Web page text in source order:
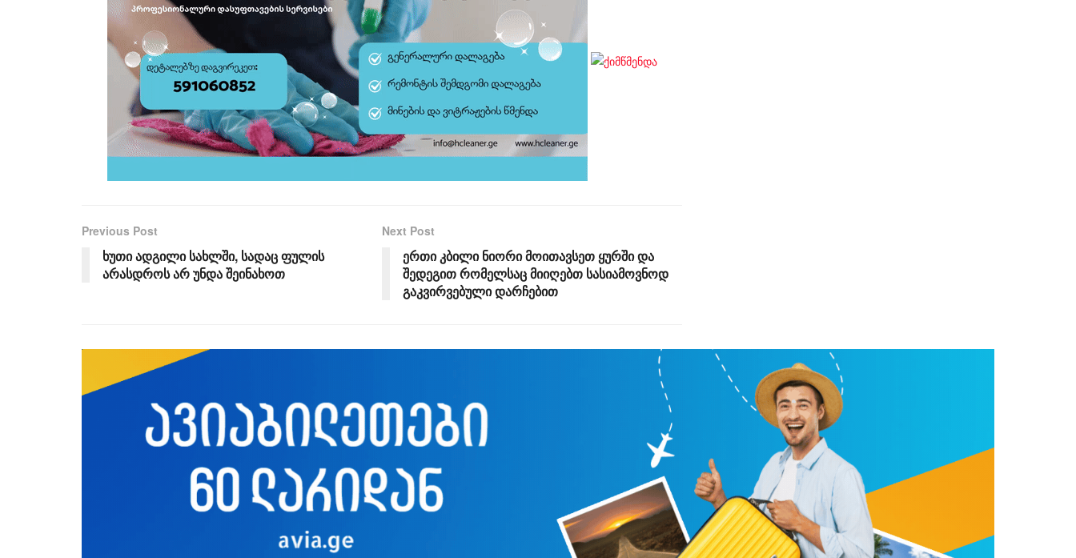
Previous Post
ხუთი ადგილი სახლში, სადაც ფულის
არასდროს არ უნდა შეინახოთ
Next Post
ერთი კბილი ნიორი მოითავსეთ ყურში და
შედეგით რომელსაც მიიღებთ სასიამოვნოდ
გაკვირვებული დარჩებით